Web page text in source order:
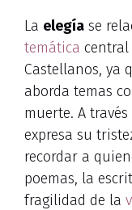
La elegía se
temática central
Castellanos, ya
aborda temas
muerte. A
expresa su
recordar a
poemas, la
fragilidad de la